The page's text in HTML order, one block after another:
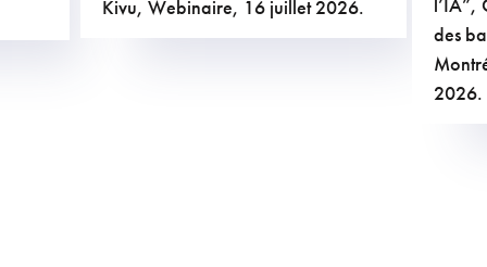
Kivu, Webinaire, 16 juillet 2026.
l’IA”,
des
2026.